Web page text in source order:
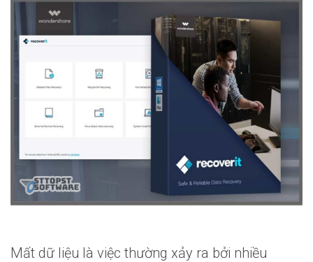
Mất dữ liệu là việc thường xảy ra bởi nhiều